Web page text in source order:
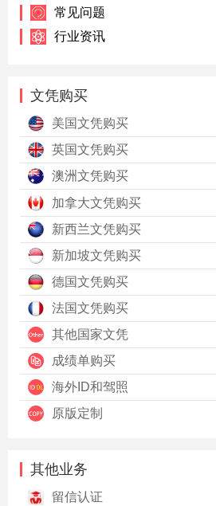
常见问题
行业资讯
文凭购买
美国文凭购买
英国文凭购买
澳洲文凭购买
加拿大文凭购买
新西兰文凭购买
新加坡文凭购买
德国文凭购买
法国文凭购买
其他国家文凭
成绩单购买
海外ID和驾照
原版定制
其他业务
留信认证